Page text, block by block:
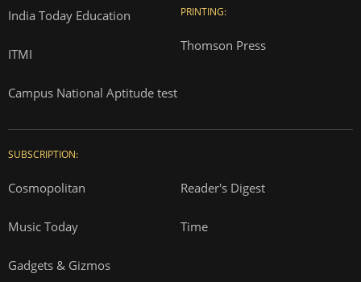
India Today Education
ITMI
Campus National Aptitude test
PRINTING:
Thomson Press
SUBSCRIPTION:
Cosmopolitan Reader's Digest
Music Today Time
Gadgets & Gizmos